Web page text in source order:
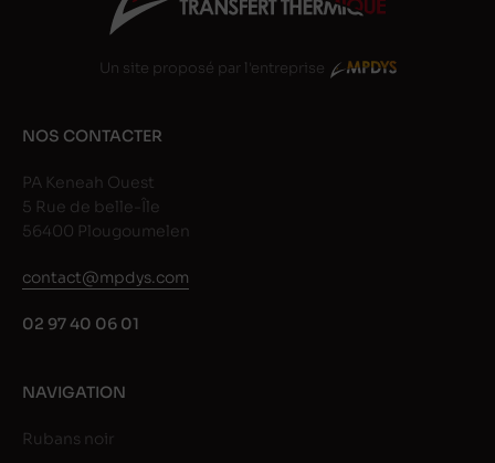
Un site proposé par l'entreprise
NOS CONTACTER
PA Keneah Ouest
5 Rue de belle-Île
56400 Plougoumelen
contact@mpdys.com
02 97 40 06 01
NAVIGATION
Rubans noir